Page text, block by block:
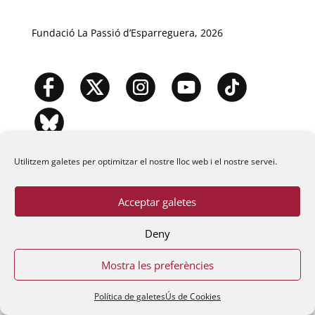
Utilitzem galetes per optimitzar el nostre lloc web i el nostre servei.
Acceptar galetes
Deny
Mostra les preferències
Política de galetesÚs de Cookies
Fundació La Passió d’Esparreguera, 2026